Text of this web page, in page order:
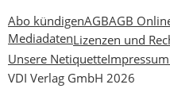
Abo kündigenAGBAGB
MediadatenLizenzen und
Unsere NetiquetteImpressum
VDI Verlag GmbH 2026